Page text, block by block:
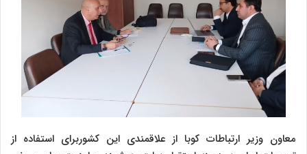
معاون وزیر ارتباطات کوبا از علاقمندی این کشوربرای استفاده از